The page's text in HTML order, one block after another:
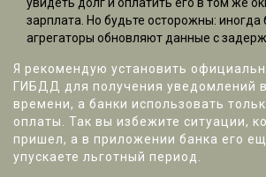
зарплата. Но будьте осторожны: иногда
агрегаторы обновляют данные с
Я рекомендую установить
ГИБДД для получения уведомлений
времени, а банки использовать
оплаты. Так вы избежите ситуации,
пришел, а в приложении банка его
упускаете льготный период.